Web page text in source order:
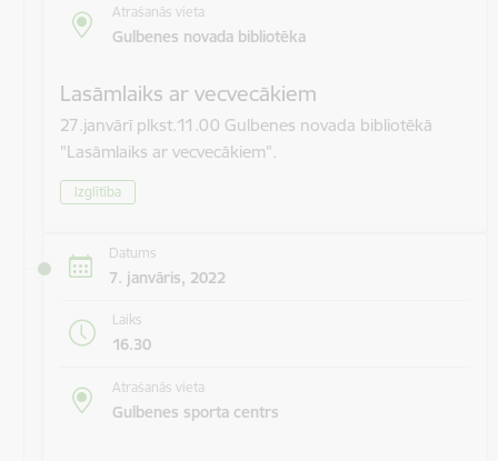
Atrašanās vieta
Gulbenes novada bibliotēka
Lasāmlaiks ar vecvecākiem
27.janvārī plkst.11.00 Gulbenes novada bibliotēkā
"Lasāmlaiks ar vecvecākiem".
Izglītība
Datums
7. janvāris, 2022
Laiks
16.30
Atrašanās vieta
Gulbenes sporta centrs